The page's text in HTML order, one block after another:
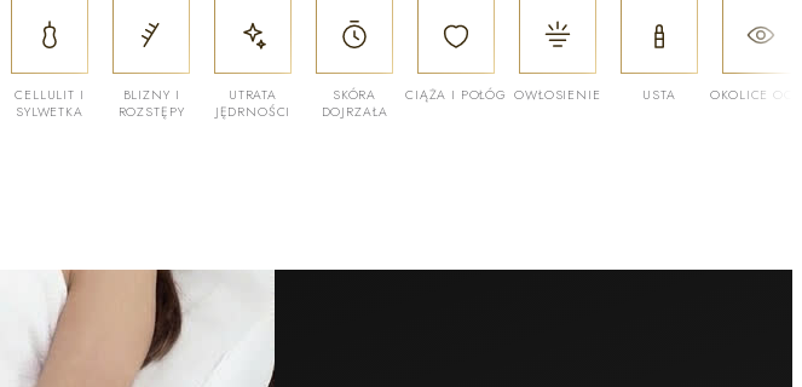
CELLULIT I
SYLWETKA
BLIZNY I
ROZSTĘPY
UTRATA
JĘDRNOŚCI
SKÓRA
DOJRZAŁA
CIĄŻA I POŁÓG OWŁOSIENIE USTA OKOLICE